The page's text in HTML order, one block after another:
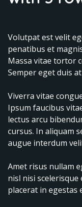
Volutpat est velit
penatibus et
Massa vitae tortor
Semper eget duis
Viverra vitae
Ipsum faucibus
lectus arcu
cursus. In aliquam
augue interdum
Amet risus nullam
nisl nisi
placerat in egestas